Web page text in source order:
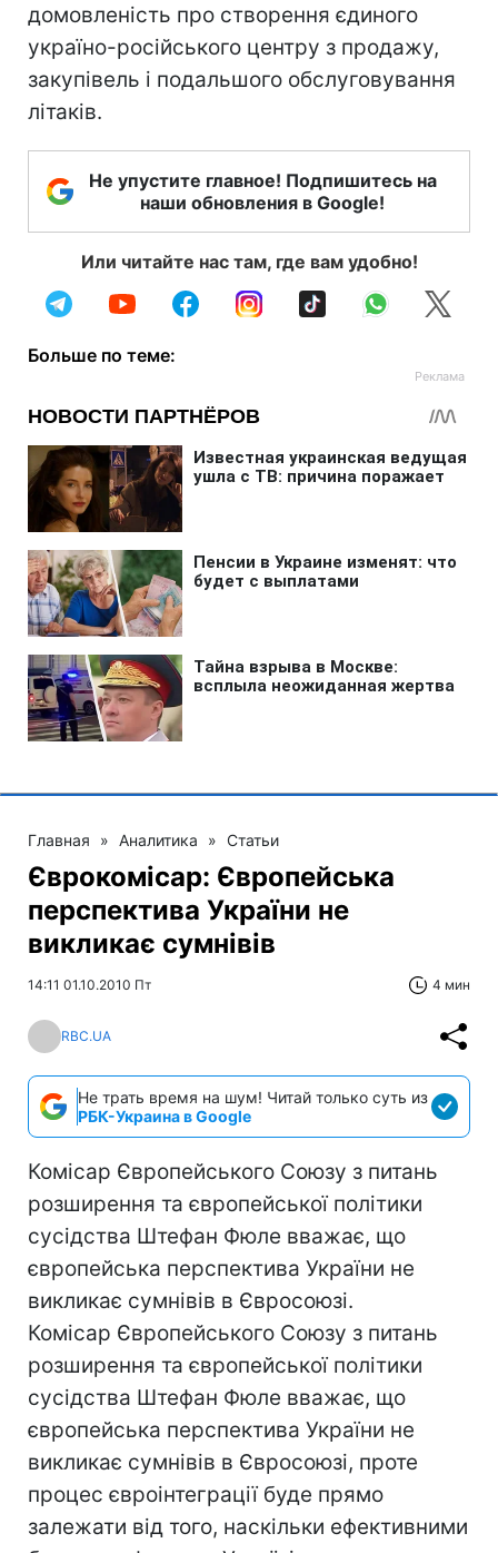
домовленість про створення єдиного
україно-російського центру з продажу,
закупівель і подальшого обслуговування
літаків.
Не упустите главное! Подпишитесь на
наши обновления в Google!
Или читайте нас там, где вам удобно!
Больше по теме:
Главная » Аналитика » Статьи
Єврокомісар: Європейська
перспектива України не
викликає сумнівів
14:11 01.10.2010 Пт 4 мин
RBC.UA
Не трать время на шум! Читай только суть из
РБК-Украина в Google
Комісар Європейського Союзу з питань
розширення та європейської політики
сусідства Штефан Фюле вважає, що
європейська перспектива України не
викликає сумнівів в Євросоюзі.
Комісар Європейського Союзу з питань
розширення та європейської політики
сусідства Штефан Фюле вважає, що
європейська перспектива України не
викликає сумнівів в Євросоюзі, проте
процес євроінтеграції буде прямо
залежати від того, наскільки ефективними